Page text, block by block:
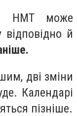
НМТ може
відповідно й
дві зміни
Календарі
пізніше.